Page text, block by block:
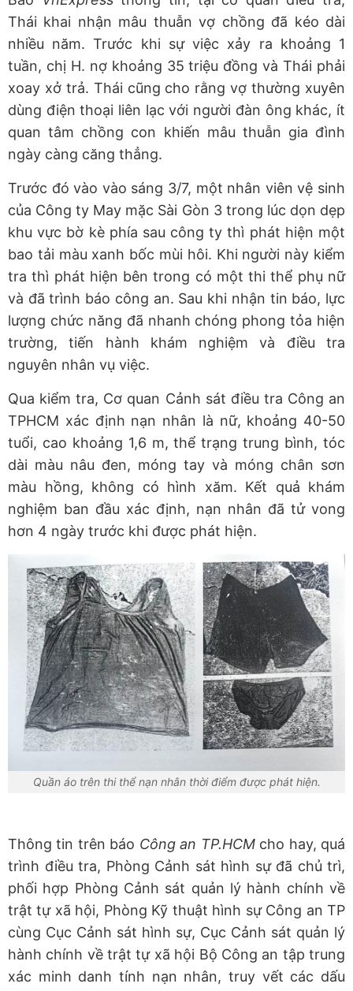
Thái khai nhận mâu thuẫn vợ chồng đã kéo dài
nhiều năm. Trước khi sự việc xảy ra khoảng 1
tuần, chị H. nợ khoảng 35 triệu đồng và Thái phải
xoay xở trả. Thái cũng cho rằng vợ thường xuyên
dùng điện thoại liên lạc với người đàn ông khác, ít
quan tâm chồng con khiến mâu thuẫn gia đình
ngày càng căng thẳng.
Trước đó vào vào sáng 3/7, một nhân viên vệ sinh
của Công ty May mặc Sài Gòn 3 trong lúc dọn dẹp
khu vực bờ kè phía sau công ty thì phát hiện một
bao tải màu xanh bốc mùi hôi. Khi người này kiểm
tra thì phát hiện bên trong có một thi thể phụ nữ
và đã trình báo công an. Sau khi nhận tin báo, lực
lượng chức năng đã nhanh chóng phong tỏa hiện
trường, tiến hành khám nghiệm và điều tra
nguyên nhân vụ việc.
Qua kiểm tra, Cơ quan Cảnh sát điều tra Công an
TPHCM xác định nạn nhân là nữ, khoảng 40-50
tuổi, cao khoảng 1,6 m, thể trạng trung bình, tóc
dài màu nâu đen, móng tay và móng chân sơn
màu hồng, không có hình xăm. Kết quả khám
nghiệm ban đầu xác định, nạn nhân đã tử vong
hơn 4 ngày trước khi được phát hiện.
Quần áo trên thi thể nạn nhân thời điểm được phát hiện.
Thông tin trên báo Công an TP.HCM cho hay, quá
trình điều tra, Phòng Cảnh sát hình sự đã chủ trì,
phối hợp Phòng Cảnh sát quản lý hành chính về
trật tự xã hội, Phòng Kỹ thuật hình sự Công an TP
cùng Cục Cảnh sát hình sự, Cục Cảnh sát quản lý
hành chính về trật tự xã hội Bộ Công an tập trung
xác minh danh tính nạn nhân, truy vết các dấu